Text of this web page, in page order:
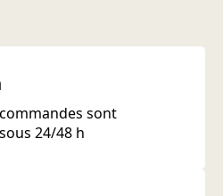
sont
24/48 h